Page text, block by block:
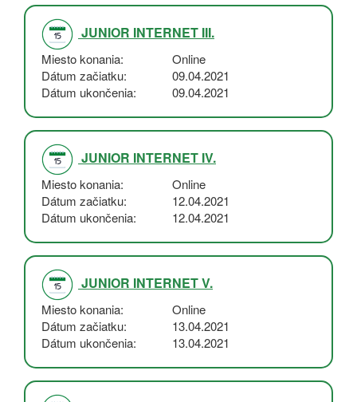
JUNIOR INTERNET III.
Miesto konania
Online
Dátum začiatku
09.04.2021
Dátum ukončenia
09.04.2021
JUNIOR INTERNET IV.
Miesto konania
Online
Dátum začiatku
12.04.2021
Dátum ukončenia
12.04.2021
JUNIOR INTERNET V.
Miesto konania
Online
Dátum začiatku
13.04.2021
Dátum ukončenia
13.04.2021